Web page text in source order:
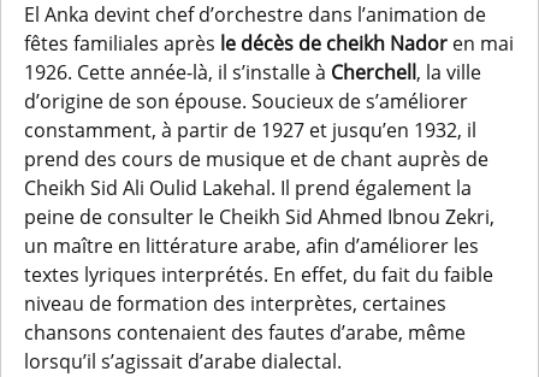
El Anka devint chef d’orchestre dans l’animation de
fêtes familiales après le décès de cheikh Nador en mai
1926. Cette année-là, il s’installe à Cherchell, la ville
d’origine de son épouse. Soucieux de s’améliorer
constamment, à partir de 1927 et jusqu’en 1932, il
prend des cours de musique et de chant auprès de
Cheikh Sid Ali Oulid Lakehal. Il prend également la
peine de consulter le Cheikh Sid Ahmed Ibnou Zekri,
un maître en littérature arabe, afin d’améliorer les
textes lyriques interprétés. En effet, du fait du faible
niveau de formation des interprètes, certaines
chansons contenaient des fautes d’arabe, même
lorsqu’il s’agissait d’arabe dialectal.